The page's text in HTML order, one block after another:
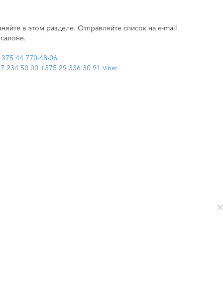
в этом разделе. Отправляйте список на e-mail,
44 770-48-06
234 50 00 +375 29 336 30 91 Viber